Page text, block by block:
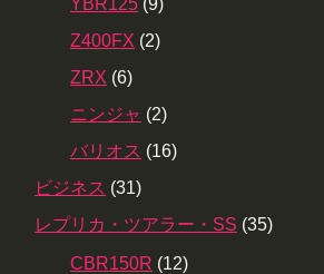
Z400FX (2)
ZRX (6)
ニンジャ (2)
バリオス (16)
ビジネス (31)
レプリカ・ツアラー・SS (35)
CBR150R (12)